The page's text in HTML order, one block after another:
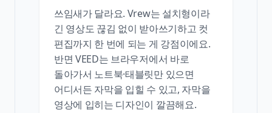
쓰임새가 달라요. Vrew는 설치형이라
긴 영상도 끊김 없이 받아쓰기하고 컷
편집까지 한 번에 되는 게 강점이에요.
반면 VEED는 브라우저에서 바로
돌아가서 노트북·태블릿만 있으면
어디서든 자막을 입힐 수 있고, 자막을
영상에 입히는 디자인이 깔끔해요.